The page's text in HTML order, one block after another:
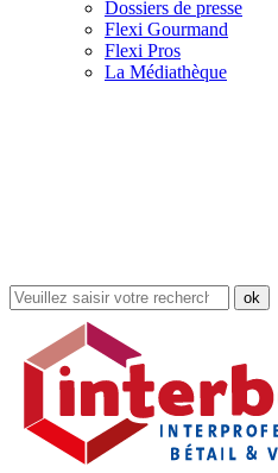
Dossiers de presse
Flexi Gourmand
Flexi Pros
La Médiathèque
Rechercher
dans
site